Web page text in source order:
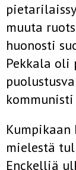
muuta
huonosti
Pekkala oli
mielestä
Enckelliä